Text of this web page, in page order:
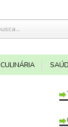
CULINÁRIA